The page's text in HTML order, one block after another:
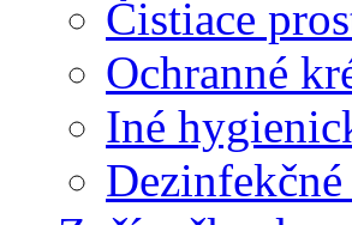
Čistiace
Ochranné
Iné